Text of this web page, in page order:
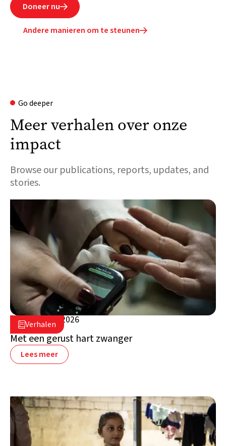
Doneer nu
Andere manieren om te steunen
Go deeper
Meer verhalen over onze
impact
Browse our publications, reports, updates, and
stories.
Verhalen
5 augustus 2026
Libanon
Met een gerust hart zwanger
Lees meer